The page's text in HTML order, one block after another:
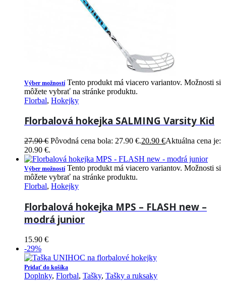
Výber možností Tento produkt má viacero variantov. Možnosti si
môžete vybrať na stránke produktu.
Florbal, Hokejky
Florbalová hokejka SALMING Varsity Kid
27.90€ Pôvodná cena bola: 27.90 €.20.90 €Aktuálna cena je:
20.90 €.
Výber možností Tento produkt má viacero variantov. Možnosti si
môžete vybrať na stránke produktu.
Florbal, Hokejky
Florbalová hokejka MPS – FLASH new –
modrá junior
15.90 €
-29%
Pridať do košíka
Doplnky, Florbal, Tašky, Tašky a ruksaky